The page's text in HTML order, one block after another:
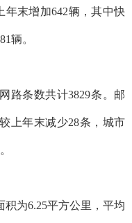
年末增加642辆，其中快
辆。
路条数共计3829条。邮
上年末减少28条，城市
积为6.25平方公里，平均